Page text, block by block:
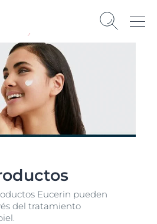
Eucerin pueden
del tratamiento